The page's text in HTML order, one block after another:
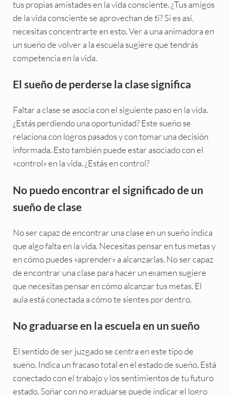
tus propias amistades en la vida consciente. ¿Tus amigos
de la vida consciente se aprovechan de ti? Si es así,
necesitas concentrarte en esto. Ver a una animadora en
un sueño de volver a la escuela sugiere que tendrás
competencia en la vida.
El sueño de perderse la clase significa
Faltar a clase se asocia con el siguiente paso en la vida.
¿Estás perdiendo una oportunidad? Este sueño se
relaciona con logros pasados y con tomar una decisión
informada. Esto también puede estar asociado con el
«control» en la vida. ¿Estás en control?
No puedo encontrar el significado de un
sueño de clase
No ser capaz de encontrar una clase en un sueño indica
que algo falta en la vida. Necesitas pensar en tus metas y
en cómo puedes «aprender» a alcanzarlas. No ser capaz
de encontrar una clase para hacer un examen sugiere
que necesitas pensar en cómo alcanzar tus metas. El
aula está conectada a cómo te sientes por dentro.
No graduarse en la escuela en un sueño
El sentido de ser juzgado se centra en este tipo de
sueño. Indica un fracaso total en el estado de sueño. Está
conectado con el trabajo y los sentimientos de tu futuro
estado. Soñar con no graduarse puede indicar el logro